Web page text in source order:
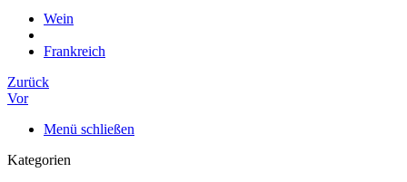
Wein
Frankreich
Zurück
Vor
Menü schließen
Kategorien